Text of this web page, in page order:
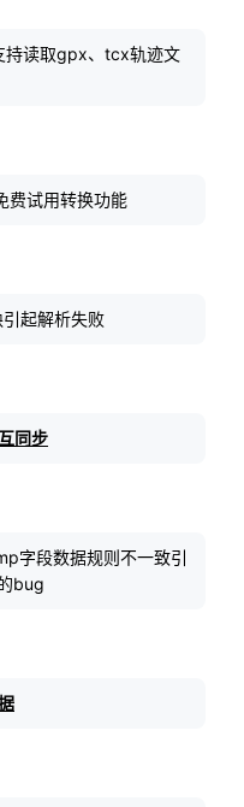
持读取gpx、tcx轨迹文
费试用转换功能
起解析失败
同步
字段数据规则不一致引
bug